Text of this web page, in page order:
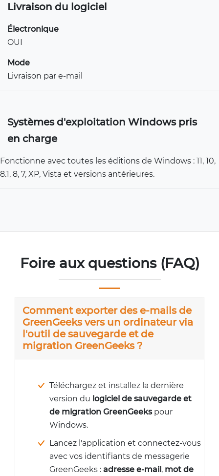
Livraison du logiciel
Électronique
OUI
Mode
Livraison par e-mail
Systèmes d'exploitation Windows pris
en charge
Fonctionne avec toutes les éditions de Windows : 11, 10,
8.1, 8, 7, XP, Vista et versions antérieures.
Foire aux questions (FAQ)
Comment exporter des e-mails de
GreenGeeks vers un ordinateur via
l'outil de sauvegarde et de
migration GreenGeeks ?
Téléchargez et installez la dernière
version du logiciel de sauvegarde et
de migration GreenGeekspour
Windows.
Lancez l'application et connectez-vous
avec vos identifiants de messagerie
GreenGeeks : adresse e-mail, mot de